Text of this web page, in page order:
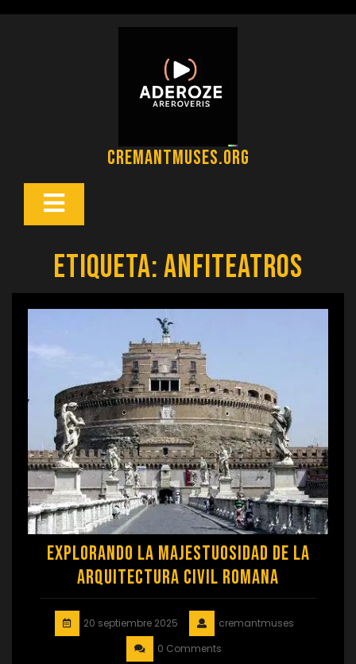
cremantmuses.org
Botón
Etiqueta:anfiteatros
Explorando la Majestuosidad de la
Arquitectura Civil Romana
20 septiembre 2025
cremantmuses
0 Comments